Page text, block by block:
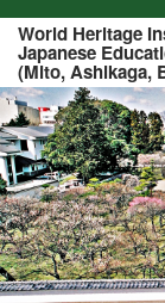
Of this page to
World Heritage
Japanese
(Mito, Ashikaga,